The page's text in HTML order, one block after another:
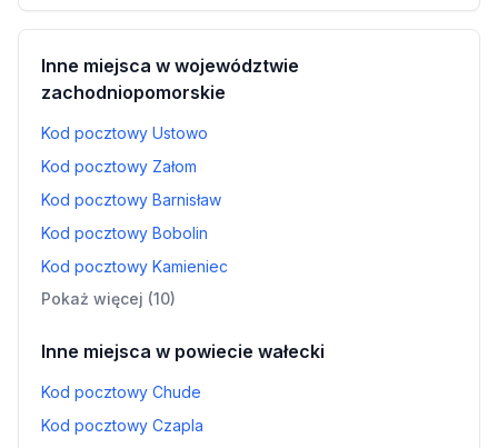
Inne miejsca w województwie
zachodniopomorskie
Kod pocztowy Ustowo
Kod pocztowy Załom
Kod pocztowy Barnisław
Kod pocztowy Bobolin
Kod pocztowy Kamieniec
Pokaż więcej (10)
Inne miejsca w powiecie wałecki
Kod pocztowy Chude
Kod pocztowy Czapla